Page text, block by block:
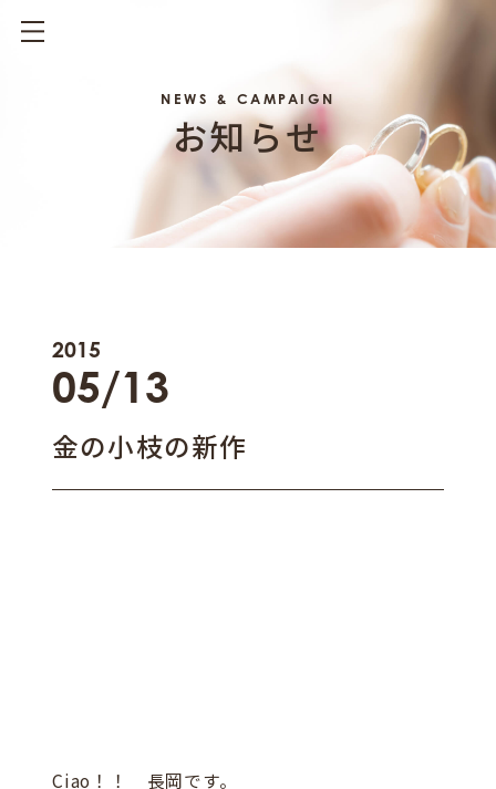
NEWS & CAMPAIGN
お知らせ
金の小枝の新作
2015
05/13
Ciao！！ 長岡です。